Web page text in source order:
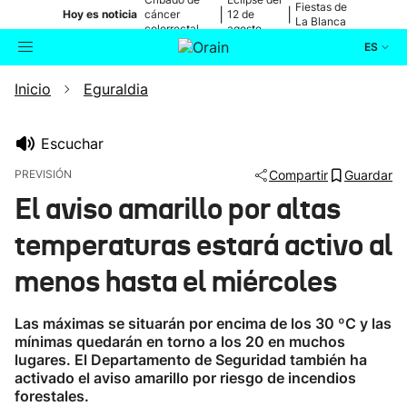
Hoy es noticia cáncer
colorrectal
12 de
agosto
Fiestas de
La Blanca
ES
Buscador
Ikusmiran
Eguraldia
Inicio Eguraldia
Escuchar
PREVISIÓN Compartir Guardar
El aviso amarillo por altas
temperaturas estará activo al
menos hasta el miércoles
Las máximas se situarán por encima de los 30 ºC y las
mínimas quedarán en torno a los 20 en muchos
lugares. El Departamento de Seguridad también ha
activado el aviso amarillo por riesgo de incendios
forestales.